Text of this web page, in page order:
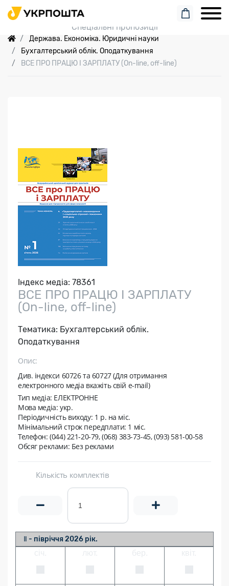
Пошук замовлення
Спеціальні пропозиції
Держава. Економіка. Юридичні науки
Бухгалтерський облік. Оподаткування
ВСЕ ПРО ПРАЦЮ І ЗАРПЛАТУ (On-line, off-line)
Індекс медіа: 78361
ВСЕ ПРО ПРАЦЮ І ЗАРПЛАТУ
(On-line, off-line)
Тематика: Бухгалтерський облік.
Оподаткування
Опис:
Див. індекси 60726 та 60727 (Для отримання
електронного медіа вкажіть свій e-mail)
Тип медіа: ЕЛЕКТРОННЕ
Мова медіа: укр.
Періодичність виходу: 1 р. на мic.
Мінімальний строк передплати: 1 міс.
Телефон: (044) 221-20-79, (068) 383-73-45, (093) 581-00-58
Обсяг реклами: Без реклами
Кількість комплектів
Ⅱ - півріччя 2026 рік.